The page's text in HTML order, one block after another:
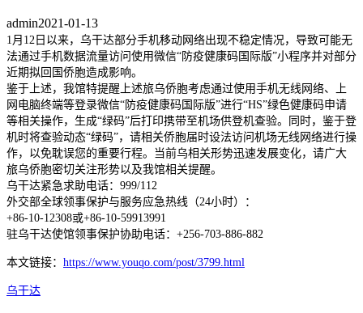
admin2021-01-13
1月12日以来，乌干达部分手机移动网络出现不稳定情况，导致可能无
法通过手机数据流量访问使用微信“防疫健康码国际版”小程序并对部分
近期拟回国侨胞造成影响。
鉴于上述，我馆特提醒上述旅乌侨胞考虑通过使用手机无线网络、上
网电脑终端等登录微信“防疫健康码国际版”进行“HS”绿色健康码申请
等相关操作，生成“绿码”后打印携带至机场供登机查验。同时，鉴于登
机时将查验动态“绿码”，请相关侨胞届时设法访问机场无线网络进行操
作，以免耽误您的重要行程。当前乌相关形势迅速发展变化，请广大
旅乌侨胞密切关注形势以及我馆相关提醒。
乌干达紧急求助电话：999/112
外交部全球领事保护与服务应急热线（24小时）：
+86-10-12308或+86-10-59913991
驻乌干达使馆领事保护协助电话：+256-703-886-882
本文链接： https://www.youqo.com/post/3799.html
乌干达